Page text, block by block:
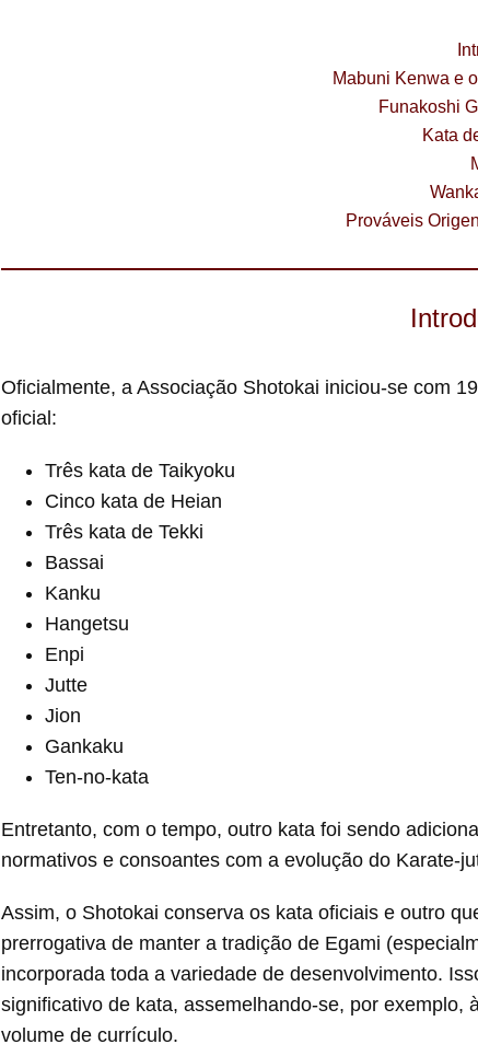
Mabuni Kenwa e
Funakoshi
Kata
Prováveis
Oficialmente, a Associação Shotokai iniciou-se com
oficial:
Três kata de Taikyoku
Cinco kata de Heian
Três kata de Tekki
Bassai
Kanku
Hangetsu
Enpi
Jutte
Jion
Gankaku
Ten-no-kata
Entretanto, com o tempo, outro kata foi sendo
normativos e consoantes com a evolução do Karate-
Assim, o Shotokai conserva os kata oficiais e outro
prerrogativa de manter a tradição de Egami
incorporada toda a variedade de desenvolvimento.
significativo de kata, assemelhando-se, por
volume de currículo.